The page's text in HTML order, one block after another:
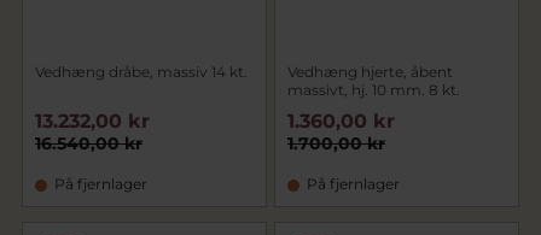
Vedhæng dråbe, massiv 14 kt.
16.540,00 kr
13.232,00 kr
På fjernlager
Vedhæng hjerte, åbent
massivt, hj. 10 mm. 8 kt.
1.700,00 kr
1.360,00 kr
På fjernlager